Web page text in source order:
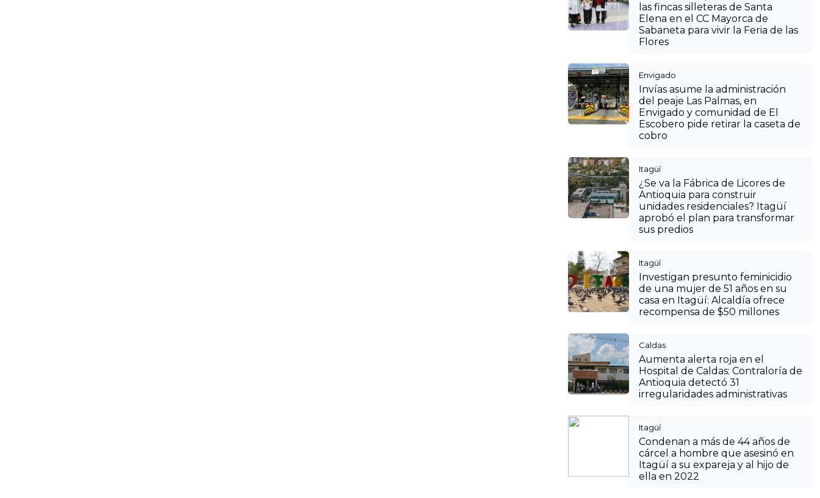
las fincas silleteras de Santa
Elena en el CC Mayorca de
Sabaneta para vivir la Feria de las
Flores
Envigado
Invías asume la administración
del peaje Las Palmas, en
Envigado y comunidad de El
Escobero pide retirar la caseta de
cobro
Itagüí
¿Se va la Fábrica de Licores de
Antioquia para construir
unidades residenciales? Itagüí
aprobó el plan para transformar
sus predios
Itagüí
Investigan presunto feminicidio
de una mujer de 51 años en su
casa en Itagüí: Alcaldía ofrece
recompensa de $50 millones
Caldas
Aumenta alerta roja en el
Hospital de Caldas: Contraloría de
Antioquia detectó 31
irregularidades administrativas
Itagüí
Condenan a más de 44 años de
cárcel a hombre que asesinó en
Itagüí a su expareja y al hijo de
ella en 2022